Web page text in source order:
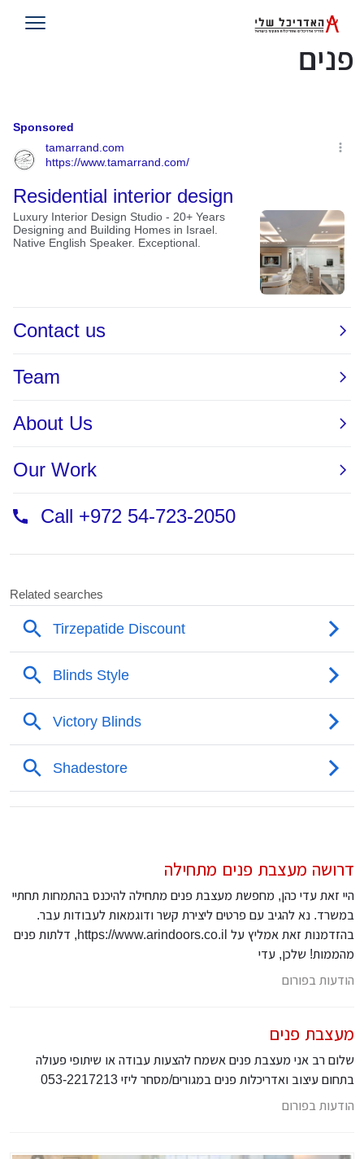
תוצאות חיפוש: מעצבת
פנים
דרושה מעצבת פנים מתחילה
היי זאת עדי כהן, מחפשת מעצבת פנים מתחילה להיכנס בהתמחות תחתיי
במשרד. נא להגיב עם פרטים ליצירת קשר ודוגמאות לעבודות עבר.
בהזדמנות זאת אמליץ על https://www.arindoors.co.il, דלתות פנים
מהממות! שלכן, עדי
הודעות בפורום
מעצבת פנים
שלום רב אני מעצבת פנים אשמח להצעות עבודה או שיתופי פעולה
בתחום עיצוב ואדריכלות פנים במגורים/מסחר ליזי 053-2217213
הודעות בפורום